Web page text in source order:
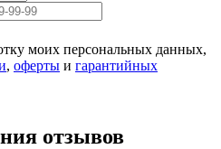
моих персональных данных,
, оферты и гарантийных
отзывов